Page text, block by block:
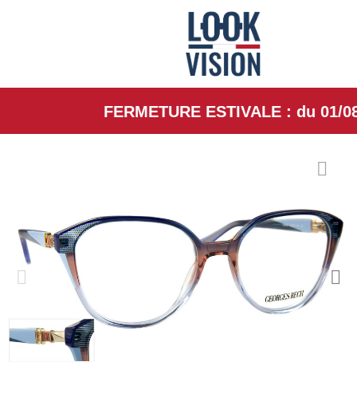
FERMETURE ESTIVALE : du 01/08/